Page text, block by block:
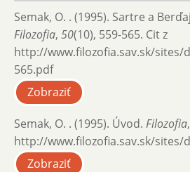
Semak, O. . (1995). Sartre a
Filozofia, 50(10), 559-565. Cit z
http://www.filozofia.sav.sk/
565.pdf
Zobraziť
Semak, O. . (1995). Úvod. Filozofia,
http://www.filozofia.sav.sk/
Zobraziť